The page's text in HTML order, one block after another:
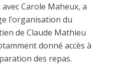
Carole Maheux, a
l’organisation du
de Claude Mathieu
donné accès à
des repas.